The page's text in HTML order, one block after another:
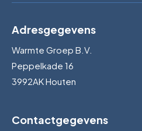
Adresgegevens
Warmte Groep B.V.
Peppelkade 16
3992AK Houten
Contactgegevens